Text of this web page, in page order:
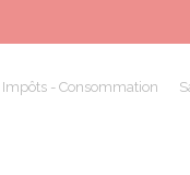
- Consommation